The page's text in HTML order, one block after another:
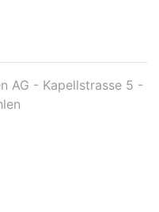
AG - Kapellstrasse 5 -